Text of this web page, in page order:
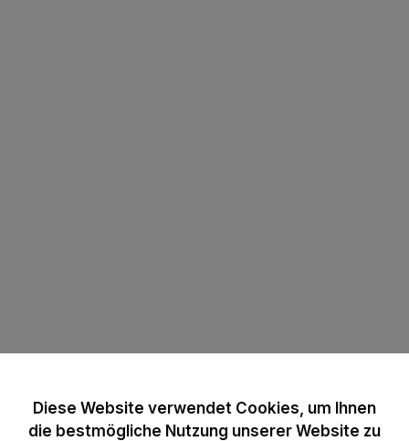
Diese Website verwendet Cookies, um Ihnen
die bestmögliche Nutzung unserer Website zu